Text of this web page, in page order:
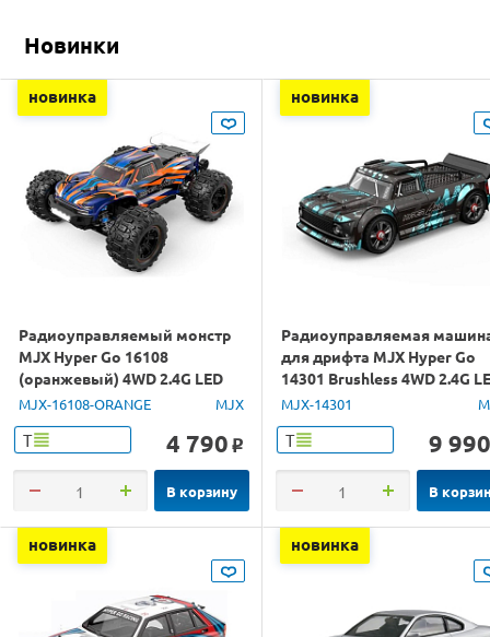
Новинки
новинка
Радиоуправляемый монстр
MJX Hyper Go 16108
(оранжевый) 4WD 2.4G LED
1/16 RTR
MJX-16108-ORANGE MJX
Т 4 790 o
В корзину
новинка
Радиоуправляемая
для дрифта MJX Hyper Go
14301 Brushless 4WD 2.4G
1/14 RTR
MJX-14301
Т 9 990
В
новинка новинка